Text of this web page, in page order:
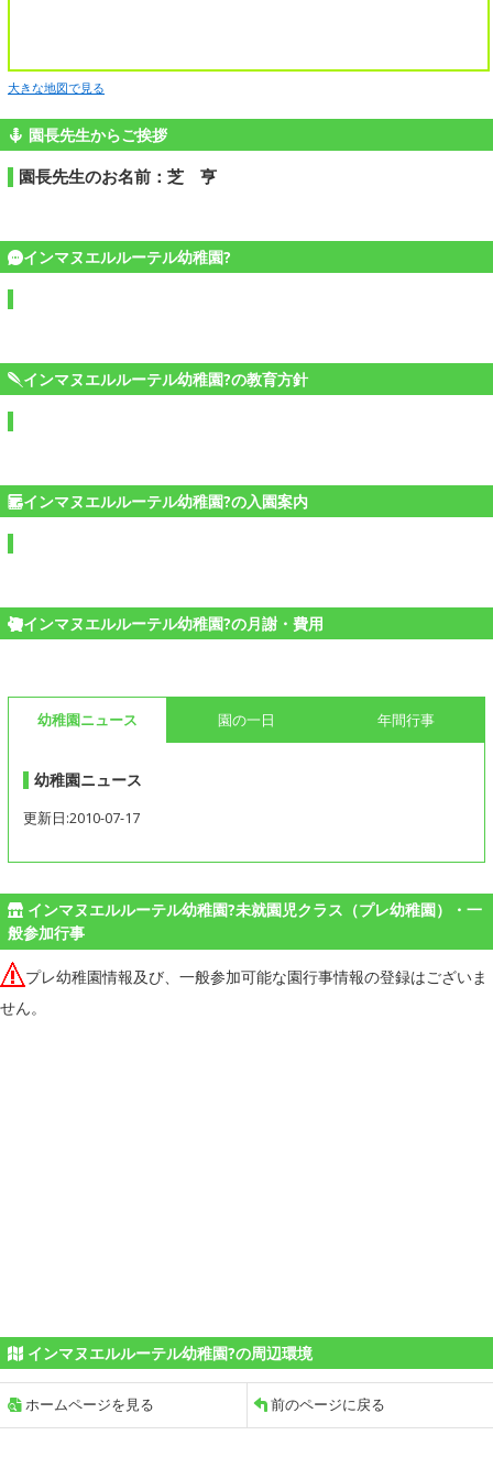
大きな地図で見る
園長先生からご挨拶
園長先生のお名前：芝 亨
インマヌエルルーテル幼稚園?
インマヌエルルーテル幼稚園?の教育方針
インマヌエルルーテル幼稚園?の入園案内
インマヌエルルーテル幼稚園?の月謝・費用
幼稚園ニュース 園の一日 年間行事
幼稚園ニュース
更新日:2010-07-17
インマヌエルルーテル幼稚園?未就園児クラス（プレ幼稚園）・一
般参加行事
プレ幼稚園情報及び、一般参加可能な園行事情報の登録はございま
せん。
インマヌエルルーテル幼稚園?の周辺環境
ホームページを見る 前のページに戻る